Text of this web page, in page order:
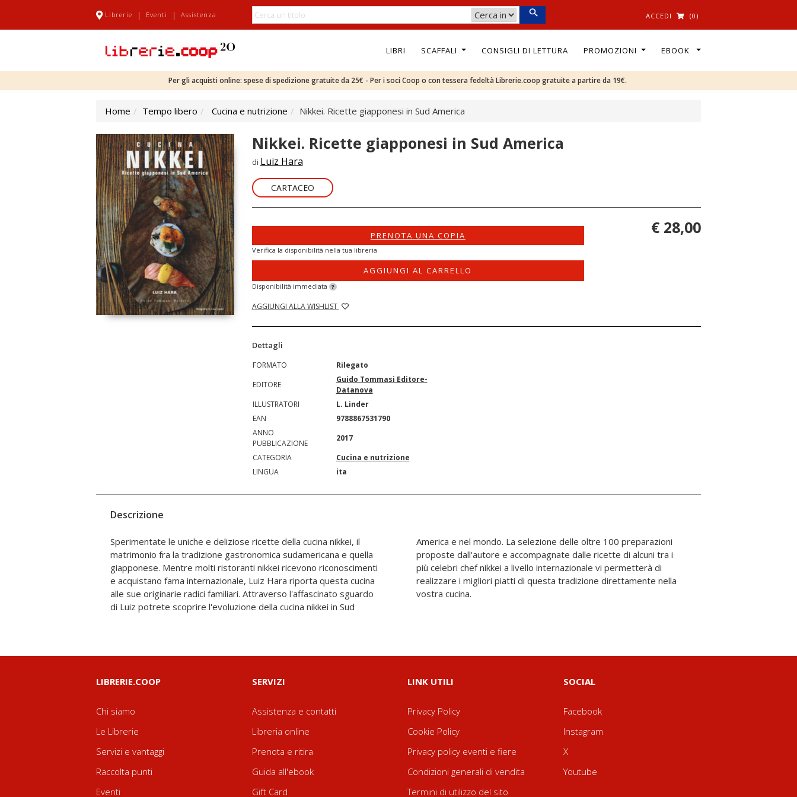
Librerie | Eventi | Assistenza ACCEDI (0)
LIBRI SCAFFALI CONSIGLI DI LETTURA PROMOZIONI EBOOK
Per gli acquisti online: spese di spedizione gratuite da 25€ - Per i soci Coop o con tessera fedeltà Librerie.coop gratuite a partire da 19€.
Home Tempo libero Cucina e nutrizione Nikkei. Ricette giapponesi in Sud America
Nikkei. Ricette giapponesi in Sud America
di Luiz Hara
CARTACEO
PRENOTA UNA COPIA
Verifica la disponibilità nella tua libreria
AGGIUNGI AL CARRELLO
Disponibilità immediata ?
AGGIUNGI ALLA WISHLIST
€ 28,00
Dettagli
FORMATO
Rilegato
EDITORE
Guido Tommasi Editore-
Datanova
ILLUSTRATORI
L. Linder
EAN
9788867531790
ANNO
PUBBLICAZIONE
2017
CATEGORIA
Cucina e nutrizione
LINGUA
ita
Descrizione
Sperimentate le uniche e deliziose ricette della cucina nikkei, il
matrimonio fra la tradizione gastronomica sudamericana e quella
giapponese. Mentre molti ristoranti nikkei ricevono riconoscimenti
e acquistano fama internazionale, Luiz Hara riporta questa cucina
alle sue originarie radici familiari. Attraverso l'affascinato sguardo
di Luiz potrete scoprire l'evoluzione della cucina nikkei in Sud
America e nel mondo. La selezione delle oltre 100 preparazioni
proposte dall'autore e accompagnate dalle ricette di alcuni tra i
più celebri chef nikkei a livello internazionale vi permetterà di
realizzare i migliori piatti di questa tradizione direttamente nella
vostra cucina.
LIBRERIE.COOP
Chi siamo
Le Librerie
Servizi e vantaggi
Raccolta punti
Eventi
SERVIZI
Assistenza e contatti
Libreria online
Prenota e ritira
Guida all'ebook
Gift Card
LINK UTILI
Privacy Policy
Cookie Policy
Privacy policy eventi e fiere
Condizioni generali di vendita
Termini di utilizzo del sito
SOCIAL
Facebook
Instagram
X
Youtube